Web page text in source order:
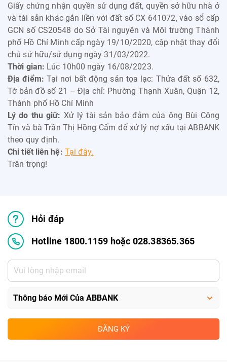
Giấy chứng nhận quyền sử dụng đất, quyền sở hữu nhà ở
và tài sản khác gắn liền với đất số CX 641072, vào sổ cấp
GCN số CS20548 do Sở Tài nguyên và Môi trường Thành
phố Hồ Chí Minh cấp ngày 19/10/2020, cập nhật thay đổi
chủ sử hữu/sử dụng ngày 31/03/2022.
Thời gian: Lúc 10h00 ngày 16/08/2023.
Địa điểm: Tại nơi bất động sản tọa lạc: Thửa đất số 632,
Tờ bản đồ số 21 – Địa chỉ: Phường Thạnh Xuân, Quận 12,
Thành phố Hồ Chí Minh
Lý do thu giữ: Xử lý tài sản bảo đảm của ông Bùi Công
Tín và bà Trần Thị Hồng Cẩm để xử lý nợ xấu tại ABBANK
theo quy định.
Chi tiết liên hệ: Tại đây.
Trân trọng!
Hỏi đáp
Hotline 1800.1159 hoặc 028.38365.365
ĐĂNG KÝ